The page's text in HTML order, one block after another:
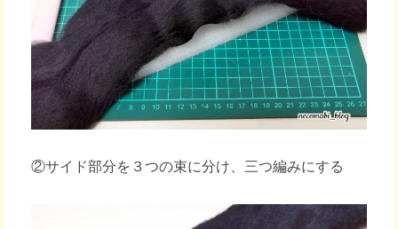
②サイド部分を３つの束に分け、三つ編みにする